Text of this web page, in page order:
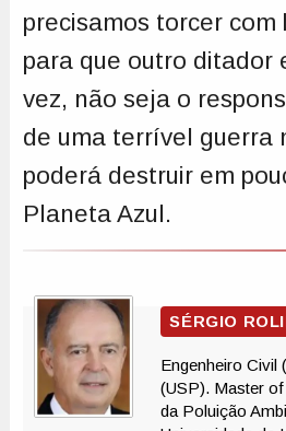
precisamos torcer com
para que outro ditador
vez, não seja o
de uma terrível guerra
poderá destruir em
Planeta Azul.